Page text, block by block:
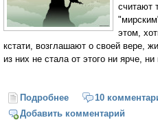
считают
этом,
кстати, возглашают о своей вере,
из них не стала от этого ни ярче,
Подробнее о Ищут ли
10
Добавить комментарий